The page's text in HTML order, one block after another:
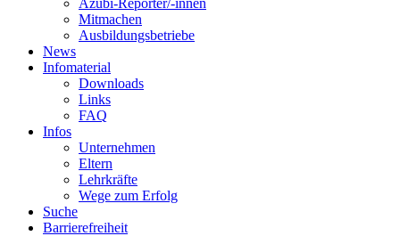
Mitmachen
Ausbildungsbetriebe
News
Infomaterial
Downloads
Links
FAQ
Infos
Unternehmen
Eltern
Lehrkräfte
Wege zum Erfolg
Suche
Barrierefreiheit